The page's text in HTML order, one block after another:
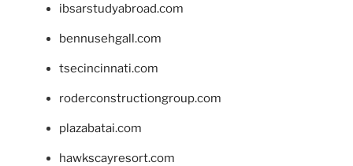
ibsarstudyabroad.com
bennusehgall.com
tsecincinnati.com
roderconstructiongroup.com
plazabatai.com
hawkscayresort.com